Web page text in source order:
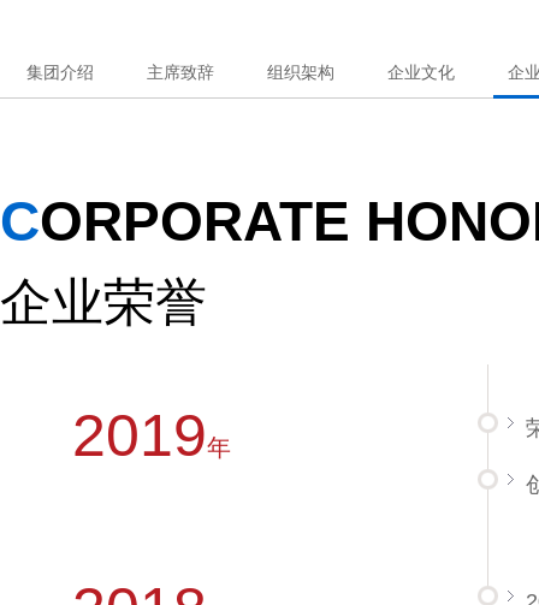
集团介绍 主席致辞 组织架构 企业文化 企
CORPORATE
企业荣誉
2019年